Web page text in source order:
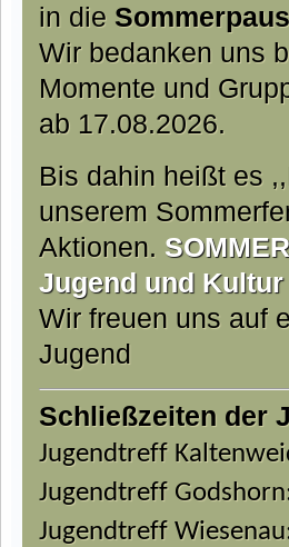
in die
Wir bedanken uns
Momente und
ab 17.08.2026.
Bis dahin heißt es
unserem
Aktionen.
Jugend und Kultur
Wir freuen uns auf
Jugend
Schließzeiten der
Jugendtreff
Jugendtreff
Jugendtreff